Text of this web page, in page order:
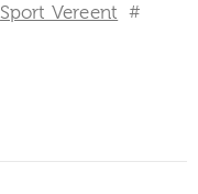
Sport Vereent #